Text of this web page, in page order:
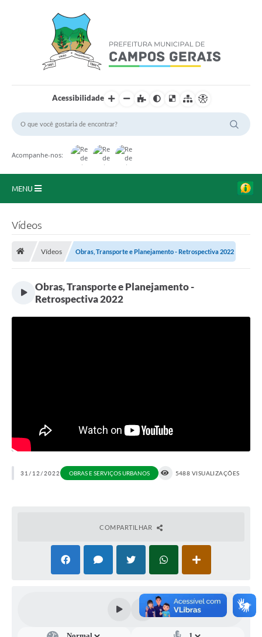
Acessibilidade
Acompanhe-nos:
MENU
Portal da Transparência
Vídeos
Vídeos Obras, Transporte e Planejamento - Retrospectiva 2022
Obras, Transporte e Planejamento -
Retrospectiva 2022
31/12/2022 OBRAS E SERVIÇOS URBANOS 5488 VISUALIZAÇÕES
COMPARTILHAR